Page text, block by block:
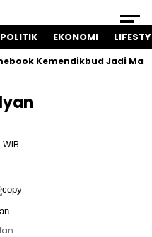
POLITIK EKONOMI
Kemendikbud Jadi